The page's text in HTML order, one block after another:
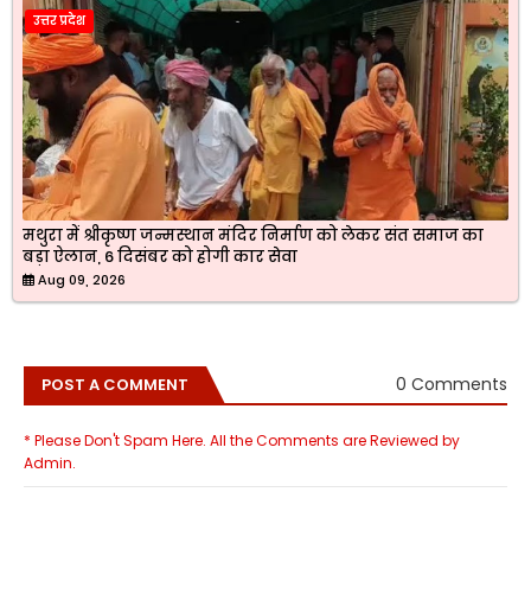
उत्तर प्रदेश
मथुरा में श्रीकृष्ण जन्मस्थान मंदिर निर्माण को लेकर संत समाज का
बड़ा ऐलान, 6 दिसंबर को होगी कार सेवा
Aug 09, 2026
POST A COMMENT 0 Comments
* Please Don't Spam Here. All the Comments are Reviewed by
Admin.